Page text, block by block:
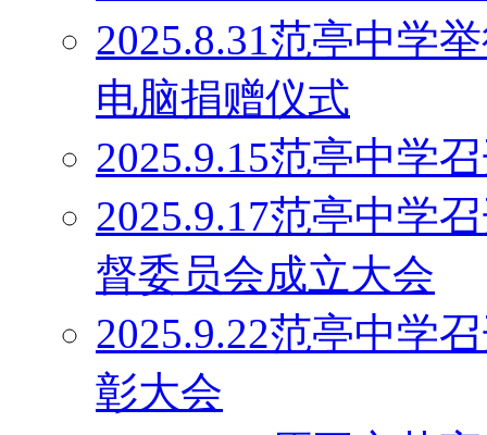
2025.8.31范亭中学
电脑捐赠仪式
2025.9.15范亭中学
2025.9.17范亭中学
督委员会成立大会
2025.9.22范亭中学
彰大会